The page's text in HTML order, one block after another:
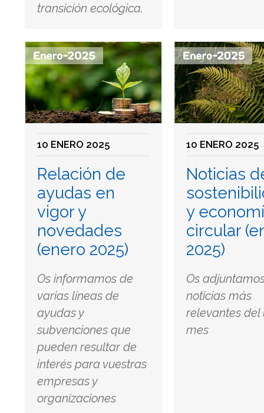
transición ecológica.
10 ENERO 2025
Relación de
ayudas en
vigor y
novedades
(enero 2025)
Os informamos de
varias líneas de
ayudas y
subvenciones que
pueden resultar de
interés para vuestras
empresas y
organizaciones
10 ENERO 2025
Noticias
y
circular
2025)
Os
noticias más
relevantes del
mes